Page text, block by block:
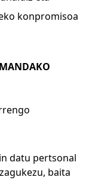
konpromisoa
datu pertsonal
baita